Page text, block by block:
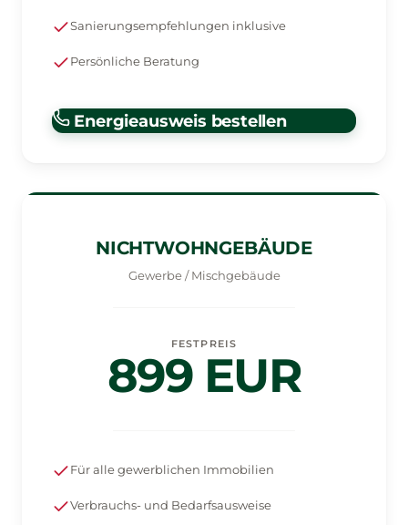
Sanierungsempfehlungen inklusive
Persönliche Beratung
Energieausweis bestellen
NICHTWOHNGEBÄUDE
Gewerbe / Mischgebäude
FESTPREIS
899 EUR
Für alle gewerblichen Immobilien
Verbrauchs- und Bedarfsausweise